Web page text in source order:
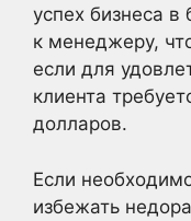
успех бизнеса
к менеджеру,
если для
клиента
долларов.
Если
избежать